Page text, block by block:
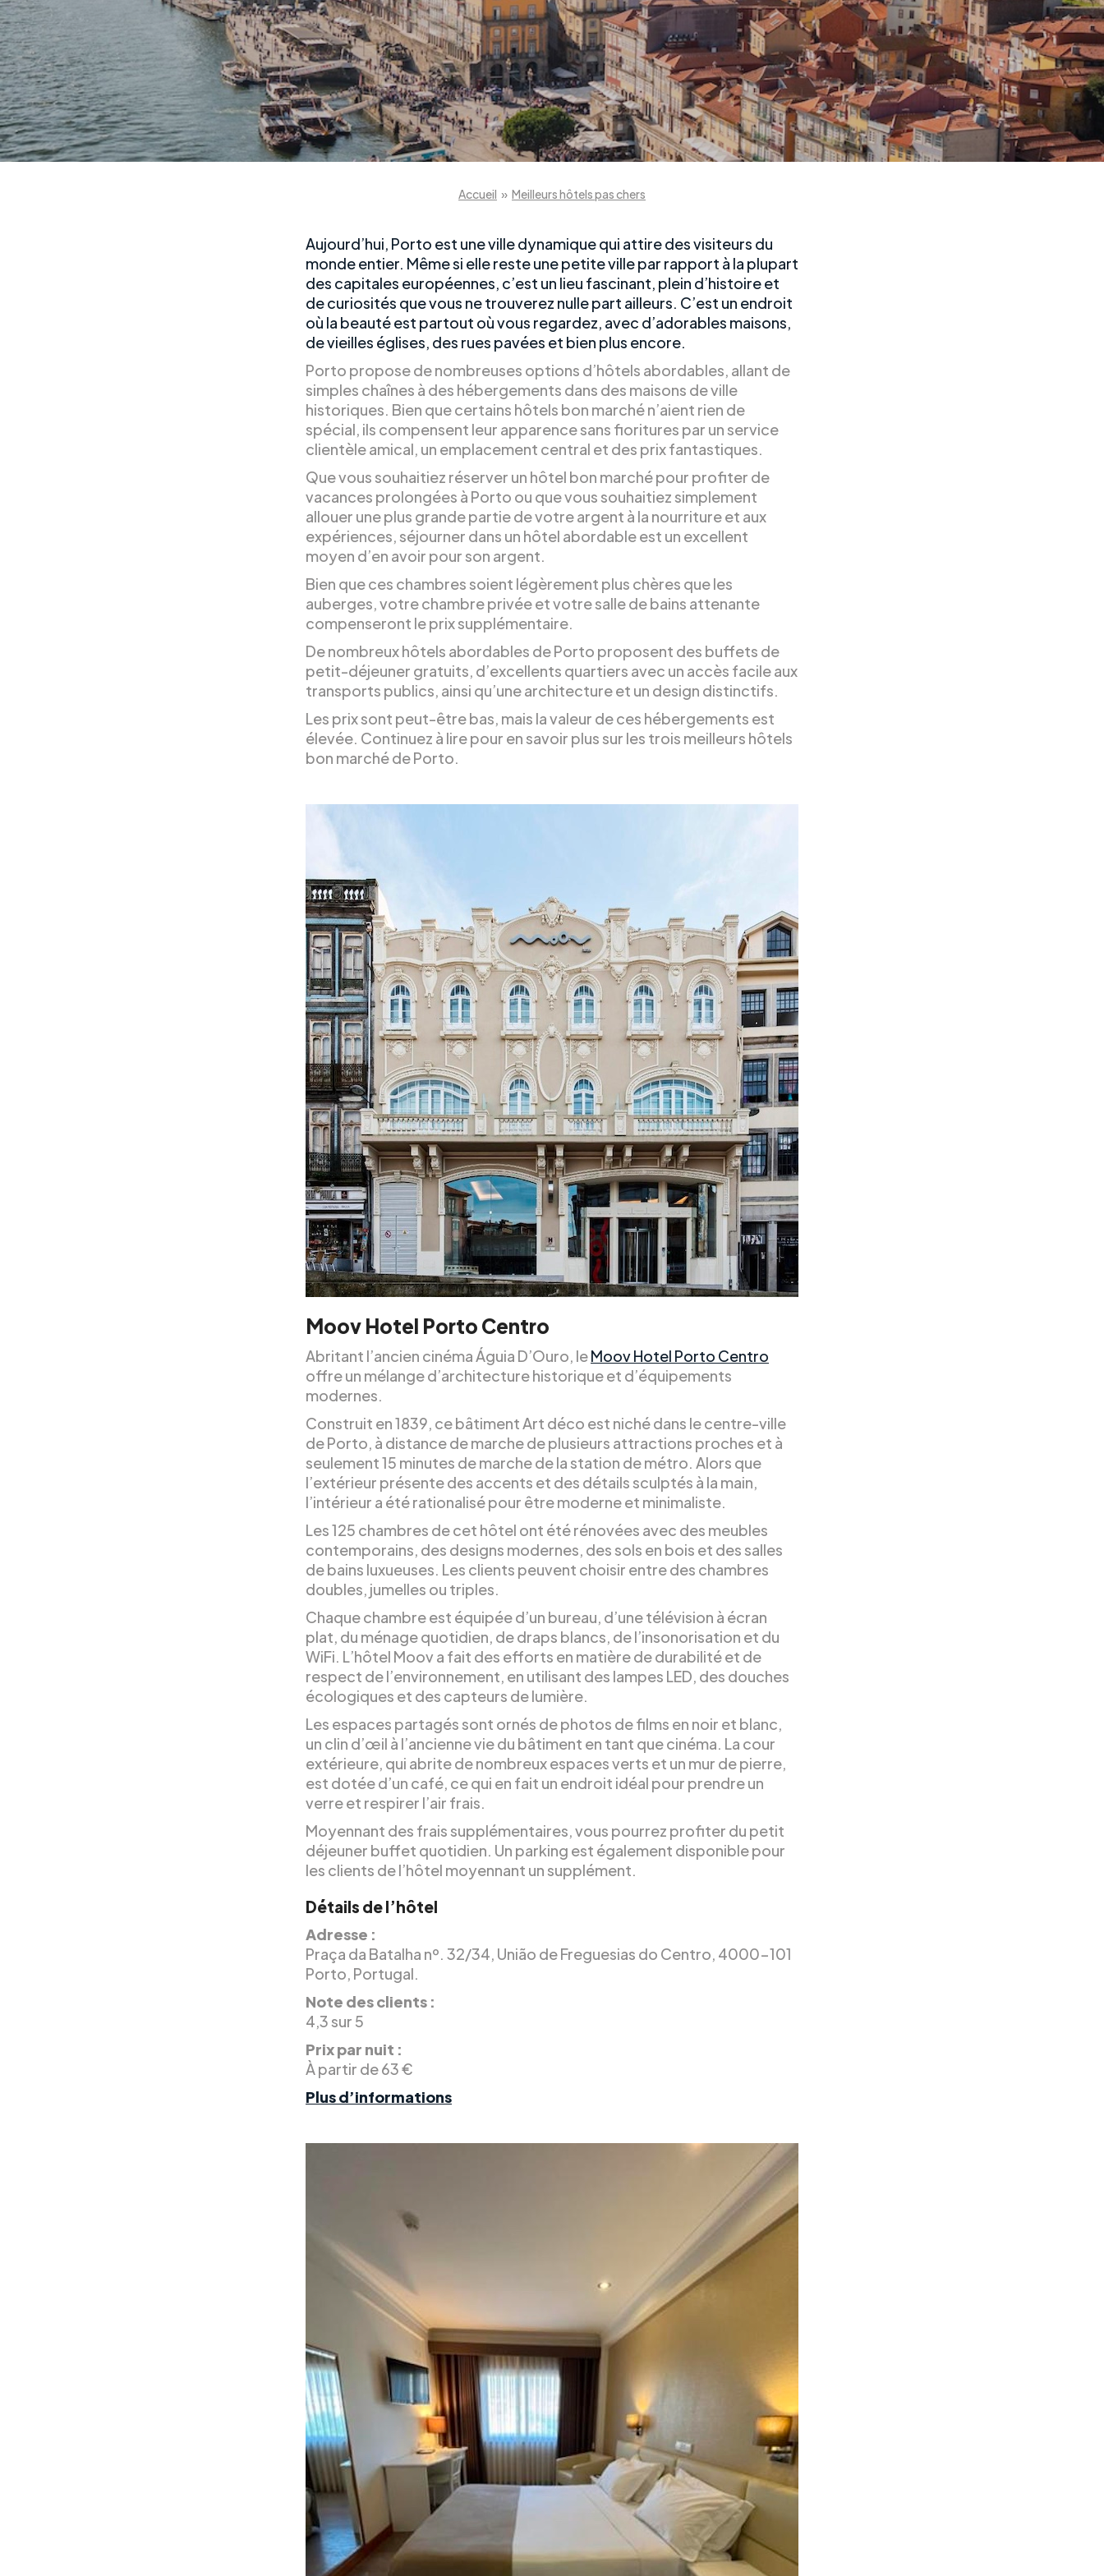
Accueil » Meilleurs hôtels pas chers
Aujourd’hui, Porto est une ville dynamique qui attire des visiteurs du
monde entier. Même si elle reste une petite ville par rapport à la plupart
des capitales européennes, c’est un lieu fascinant, plein d’histoire et
de curiosités que vous ne trouverez nulle part ailleurs. C’est un endroit
où la beauté est partout où vous regardez, avec d’adorables maisons,
de vieilles églises, des rues pavées et bien plus encore.
Porto propose de nombreuses options d’hôtels abordables, allant de
simples chaînes à des hébergements dans des maisons de ville
historiques. Bien que certains hôtels bon marché n’aient rien de
spécial, ils compensent leur apparence sans fioritures par un service
clientèle amical, un emplacement central et des prix fantastiques.
Que vous souhaitiez réserver un hôtel bon marché pour profiter de
vacances prolongées à Porto ou que vous souhaitiez simplement
allouer une plus grande partie de votre argent à la nourriture et aux
expériences, séjourner dans un hôtel abordable est un excellent
moyen d’en avoir pour son argent.
Bien que ces chambres soient légèrement plus chères que les
auberges, votre chambre privée et votre salle de bains attenante
compenseront le prix supplémentaire.
De nombreux hôtels abordables de Porto proposent des buffets de
petit-déjeuner gratuits, d’excellents quartiers avec un accès facile aux
transports publics, ainsi qu’une architecture et un design distinctifs.
Les prix sont peut-être bas, mais la valeur de ces hébergements est
élevée. Continuez à lire pour en savoir plus sur les trois meilleurs hôtels
bon marché de Porto.
Moov Hotel Porto Centro
Abritant l’ancien cinéma Águia D’Ouro, leMoov Hotel Porto Centro
offre un mélange d’architecture historique et d’équipements
modernes.
Construit en 1839, ce bâtiment Art déco est niché dans le centre-ville
de Porto, à distance de marche de plusieurs attractions proches et à
seulement 15 minutes de marche de la station de métro. Alors que
l’extérieur présente des accents et des détails sculptés à la main,
l’intérieur a été rationalisé pour être moderne et minimaliste.
Les 125 chambres de cet hôtel ont été rénovées avec des meubles
contemporains, des designs modernes, des sols en bois et des salles
de bains luxueuses. Les clients peuvent choisir entre des chambres
doubles, jumelles ou triples.
Chaque chambre est équipée d’un bureau, d’une télévision à écran
plat, du ménage quotidien, de draps blancs, de l’insonorisation et du
WiFi. L’hôtel Moov a fait des efforts en matière de durabilité et de
respect de l’environnement, en utilisant des lampes LED, des douches
écologiques et des capteurs de lumière.
Les espaces partagés sont ornés de photos de films en noir et blanc,
un clin d’œil à l’ancienne vie du bâtiment en tant que cinéma. La cour
extérieure, qui abrite de nombreux espaces verts et un mur de pierre,
est dotée d’un café, ce qui en fait un endroit idéal pour prendre un
verre et respirer l’air frais.
Moyennant des frais supplémentaires, vous pourrez profiter du petit
déjeuner buffet quotidien. Un parking est également disponible pour
les clients de l’hôtel moyennant un supplément.
Détails de l’hôtel
Adresse :
Praça da Batalha nº. 32/34, União de Freguesias do Centro, 4000-101
Porto, Portugal.
Note des clients :
4,3 sur 5
Prix par nuit :
À partir de 63 €
Plus d’informations